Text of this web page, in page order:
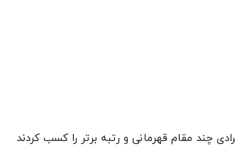
چند مقام قهرمانی و رتبه برتر را کسب کردند